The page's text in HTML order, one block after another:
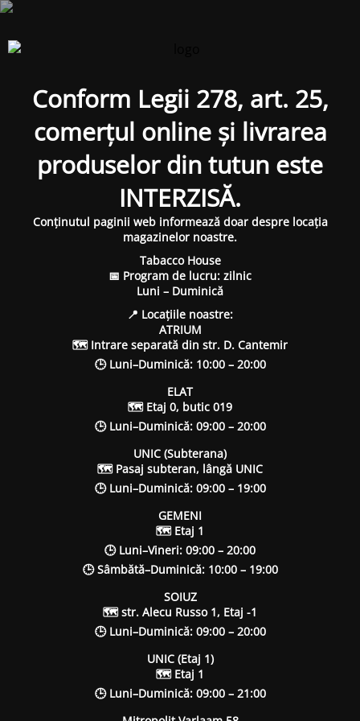
Conform Legii 278, art. 25,
comerțul online și livrarea
produselor din tutun este
INTERZISĂ.
Conținutul paginii web informează doar despre locația
magazinelor noastre.
Tabacco House
📅 Program de lucru: zilnic
Luni – Duminică
📍 Locațiile noastre:
ATRIUM
🗺 Intrare separată din str. D. Cantemir
🕒 Luni–Duminică: 10:00 – 20:00
ELAT
🗺 Etaj 0, butic 019
🕒 Luni–Duminică: 09:00 – 20:00
UNIC (Subterana)
🗺 Pasaj subteran, lângă UNIC
🕒 Luni–Duminică: 09:00 – 19:00
GEMENI
🗺 Etaj 1
🕒 Luni–Vineri: 09:00 – 20:00
🕒 Sâmbătă–Duminică: 10:00 – 19:00
SOIUZ
🗺 str. Alecu Russo 1, Etaj -1
🕒 Luni–Duminică: 09:00 – 20:00
UNIC (Etaj 1)
🗺 Etaj 1
🕒 Luni–Duminică: 09:00 – 21:00